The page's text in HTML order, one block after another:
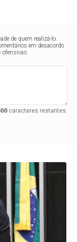
de quem realizá-lo.
em desacordo
caracteres restantes.